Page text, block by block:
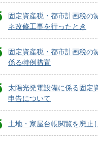
固定資産税・都市計画税の
ネ改修工事を行ったとき
固定資産税・都市計画税の
係る特例措置
太陽光発電設備に係る固定
申告について
土地・家屋台帳閲覧を廃止